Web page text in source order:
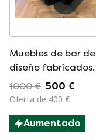
Muebles de bar de
diseño fabricados
en roble macizo y
acero.
1000 € 500 €
Oferta de 400 €
Aumentado